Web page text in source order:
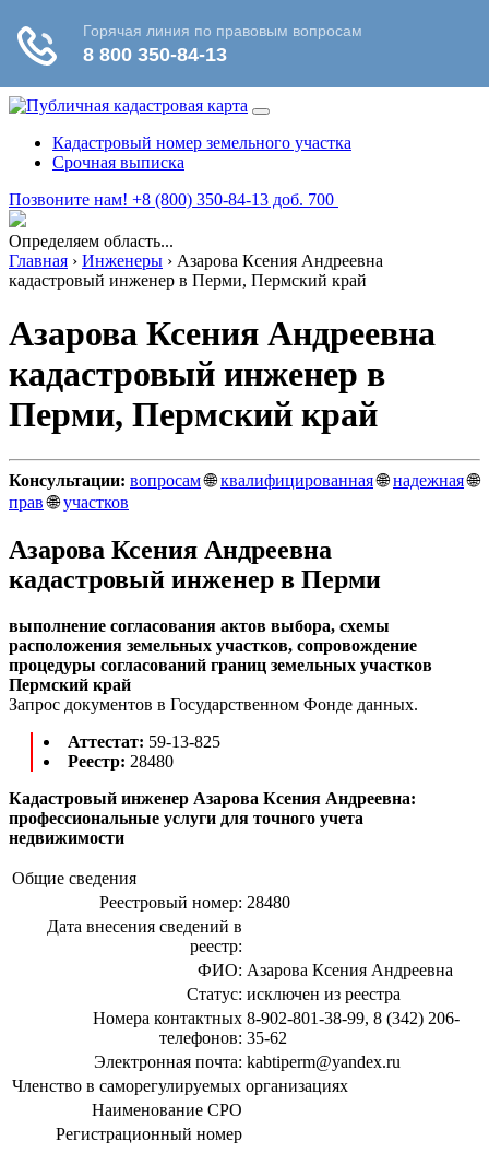
Кадастровый номер земельного участка
Срочная выписка
Позвоните нам! +8 (800) 350-84-13 доб. 700
Определяем область...
Главная › Инженеры › Азарова Ксения Андреевна
кадастровый инженер в Перми, Пермский край
Азарова Ксения Андреевна
кадастровый инженер в
Перми, Пермский край
Консультации: вопросам🌐квалифицированная🌐надежная🌐
прав🌐участков
Азарова Ксения Андреевна
кадастровый инженер в Перми
выполнение согласования актов выбора, схемы
расположения земельных участков, сопровождение
процедуры согласований границ земельных участков
Пермский край
Запрос документов в Государственном Фонде данных.
Аттестат: 59-13-825
Реестр: 28480
Кадастровый инженер Азарова Ксения Андреевна:
профессиональные услуги для точного учета
недвижимости
Общие сведения
Реестровый номер: 28480
Дата внесения сведений в
реестр:
ФИО: Азарова Ксения Андреевна
Статус: исключен из реестра
Номера контактных
телефонов:
8-902-801-38-99, 8 (342) 206-
35-62
Электронная почта: kabtiperm@yandex.ru
Членство в саморегулируемых организациях
Наименование СРО
Регистрационный номер